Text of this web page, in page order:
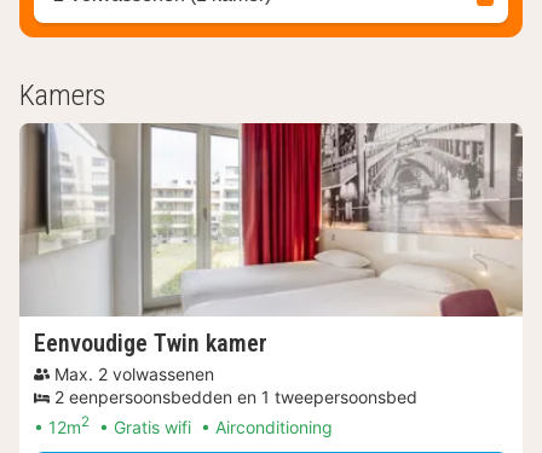
Kamers
Eenvoudige Twin kamer
Max. 2 volwassenen
2 eenpersoonsbedden en 1 tweepersoonsbed
12m2 Gratis wifi Airconditioning